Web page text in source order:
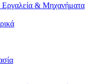
Εργαλεία & Μηχανήματα